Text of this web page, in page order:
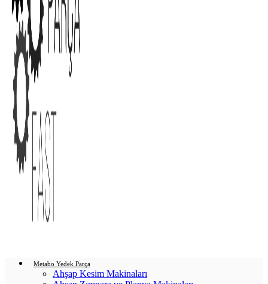
Metabo Yedek Parça
Ahşap Kesim Makinaları